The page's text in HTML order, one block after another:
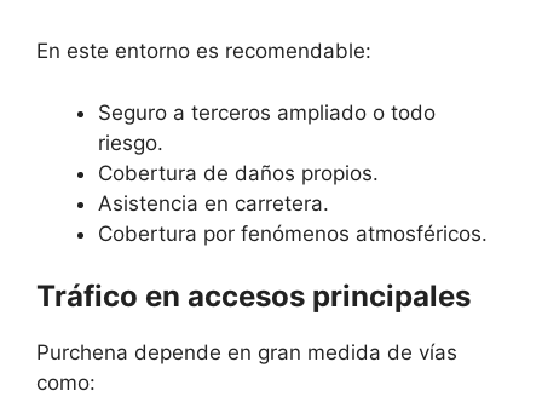
En este entorno es recomendable:
Seguro a terceros ampliado o todo
riesgo.
Cobertura de daños propios.
Asistencia en carretera.
Cobertura por fenómenos atmosféricos.
Tráfico en accesos principales
Purchena depende en gran medida de vías
como: